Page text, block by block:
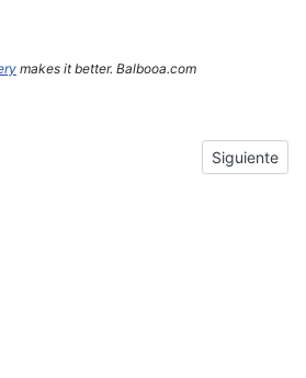
makes it better. Balbooa.com
Crónica del tercer y cuarto día de
Next article:
Siguiente